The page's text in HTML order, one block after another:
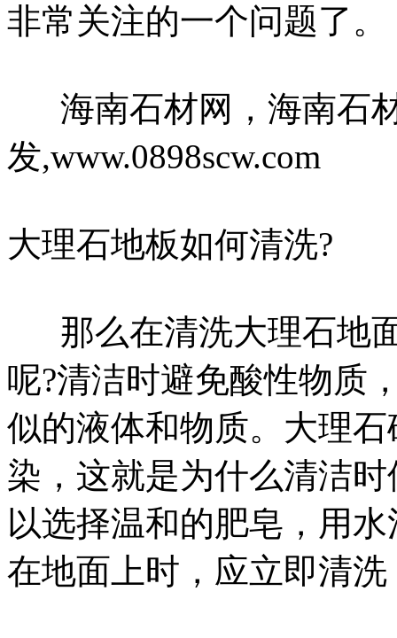
非常关注的一个问题了。
海南石材网，海南石
发,www.0898scw.com
大理石地板如何清洗?
那么在清洗大理石地
呢?清洁时避免酸性物质
似的液体和物质。大理
染，这就是为什么清洁
以选择温和的肥皂，用
在地面上时，应立即清